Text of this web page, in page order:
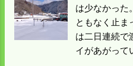
は少なかった
ともなく止ま
は二日連続で
イがあがって